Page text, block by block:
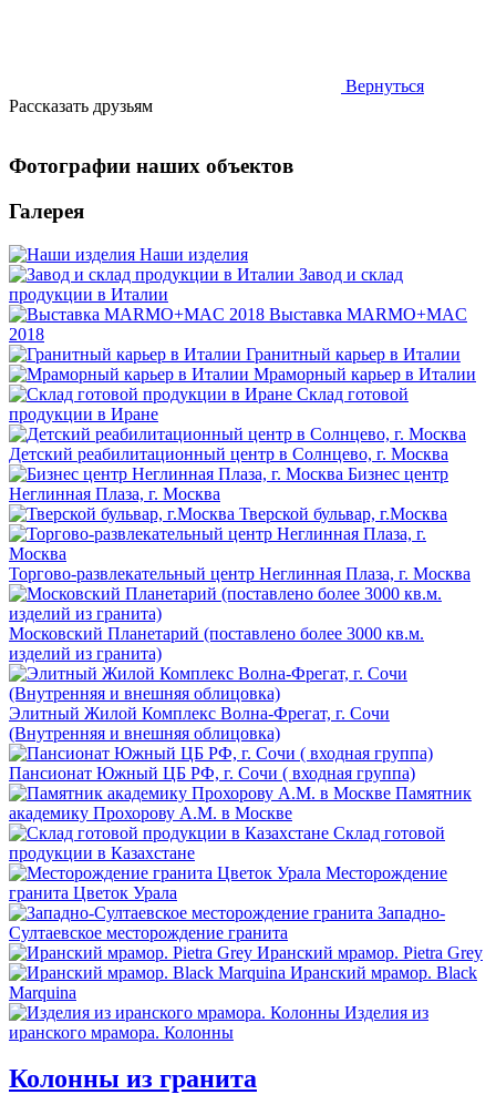
Вернуться
Рассказать друзьям
Фотографии наших объектов
Галерея
Наши изделия
Завод и склад
продукции в Италии
Выставка MARMO+MAC
2018
Гранитный карьер в Италии
Мраморный карьер в Италии
Склад готовой
продукции в Иране
Детский реабилитационный центр в Солнцево, г. Москва
Бизнес центр
Неглинная Плаза, г. Москва
Тверской бульвар, г.Москва
Торгово-развлекательный центр Неглинная Плаза, г. Москва
Московский Планетарий (поставлено более 3000 кв.м.
изделий из гранита)
Элитный Жилой Комплекс Волна-Фрегат, г. Сочи
(Внутренняя и внешняя облицовка)
Пансионат Южный ЦБ РФ, г. Сочи ( входная группа)
Памятник
академику Прохорову А.М. в Москве
Склад готовой
продукции в Казахстане
Месторождение
гранита Цветок Урала
Западно-
Султаевское месторождение гранита
Иранский мрамор. Pietra Grey
Иранский мрамор. Black
Marquina
Изделия из
иранского мрамора. Колонны
Колонны из гранита